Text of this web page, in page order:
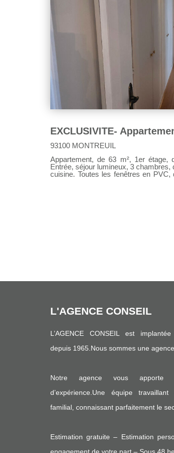
93100 MONTREUIL
Appartement, de 63 m², 1er étage,
Entrée, séjour lumineux, 3
cuisine. Toutes les fenêtres en
L'AGENCE CONSEIL
L’AGENCE CONSEIL est
depuis 1965.Nous sommes une
Notre agence vous
d’expérience.Une équipe
familial, connaissant parfaitement le
Estimation gratuite – Estimation